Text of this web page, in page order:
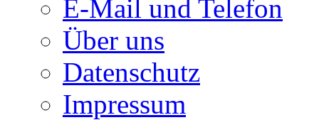
E-Mail und Telefon
Über uns
Datenschutz
Impressum